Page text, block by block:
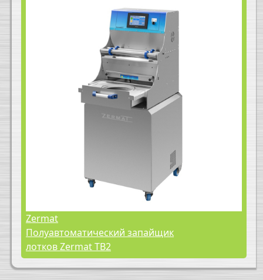
Zermat
Полуавтоматический запайщик
лотков Zermat TB2